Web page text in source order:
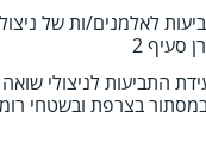
לאלמנים/ות של
סעיף 2
התביעות לניצולי
בצרפת ובשטחי